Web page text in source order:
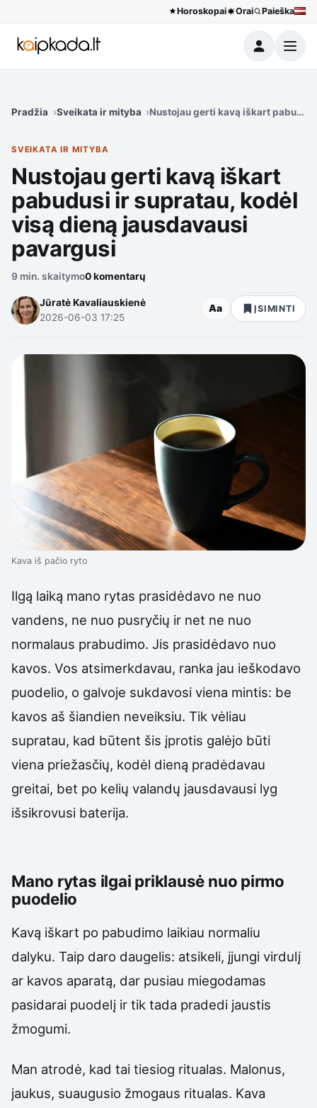
Horoskopai Orai Paieška
Meniu
Pradžia Sveikata ir mityba Nustojau gerti kavą iškart
SVEIKATA IR MITYBA
Nustojau gerti kavą iškart
pabudusi ir supratau, kodėl
visą dieną jausdavausi
pavargusi
9 min. skaitymo0 komentarų
Jūratė Kavaliauskienė
2026-06-03 17:25
Aa ĮSIMINTI
Kava iš pačio ryto
Ilgą laiką mano rytas prasidėdavo ne nuo
vandens, ne nuo pusryčių ir net ne nuo
normalaus prabudimo. Jis prasidėdavo nuo
kavos. Vos atsimerkdavau, ranka jau ieškodavo
puodelio, o galvoje sukdavosi viena mintis: be
kavos aš šiandien neveiksiu. Tik vėliau
supratau, kad būtent šis įprotis galėjo būti
viena priežasčių, kodėl dieną pradėdavau
greitai, bet po kelių valandų jausdavausi lyg
išsikrovusi baterija.
Mano rytas ilgai priklausė nuo pirmo
puodelio
Kavą iškart po pabudimo laikiau normaliu
dalyku. Taip daro daugelis: atsikeli, įjungi virdulį
ar kavos aparatą, dar pusiau miegodamas
pasidarai puodelį ir tik tada pradedi jaustis
žmogumi.
Man atrodė, kad tai tiesiog ritualas. Malonus,
jaukus, suaugusio žmogaus ritualas. Kava